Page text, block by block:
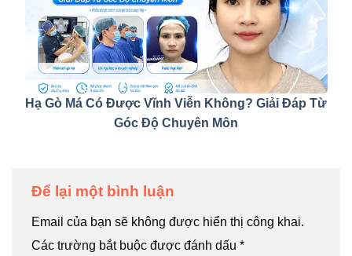
Hạ Gò Má Có Được Vĩnh Viễn Không? Giải Đáp Từ
Góc Độ Chuyên Môn
Để lại một bình luận
Email của bạn sẽ không được hiển thị công khai.
Các trường bắt buộc được đánh dấu *